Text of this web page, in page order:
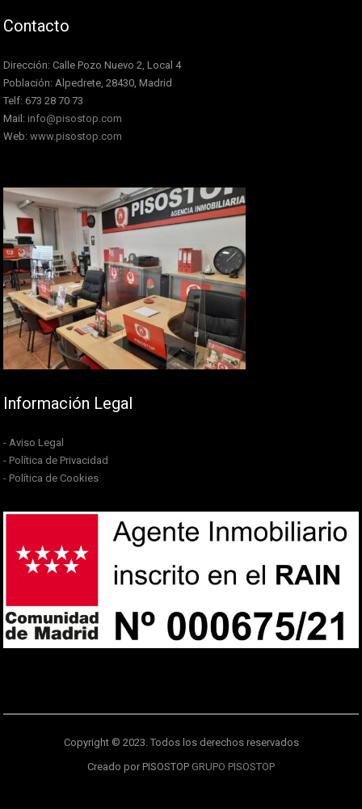
Contacto
Dirección: Calle Pozo Nuevo 2, Local 4
Población: Alpedrete, 28430, Madrid
Telf: 673 28 70 73
Mail: info@pisostop.com
Web: www.pisostop.com
Información Legal
- Aviso Legal
- Política de Privacidad
- Política de Cookies
Copyright © 2023. Todos los derechos reservados
Creado por PISOSTOP GRUPO PISOSTOP